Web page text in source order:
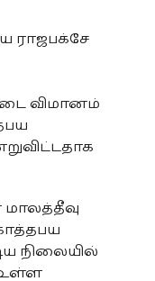
ராஜபக்சே
விமானம்
நிலையில்
உள்ள